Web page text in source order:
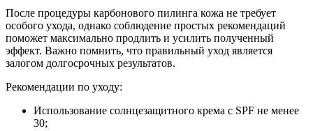
После процедуры карбонового пилинга кожа не требует
особого ухода, однако соблюдение простых рекомендаций
поможет максимально продлить и усилить полученный
эффект. Важно помнить, что правильный уход является
залогом долгосрочных результатов.
Рекомендации по уходу:
Использование солнцезащитного крема с SPF не менее
30;